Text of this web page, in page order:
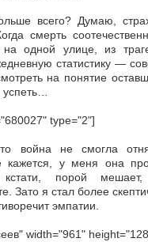
всего? Думаю,
смерть
одной улице, из
статистику —
на понятие
успеть…
type="2"]
война не смогла
кажется, у меня она
кстати, порой
Зато я стал более
эмпатии.
width="961"